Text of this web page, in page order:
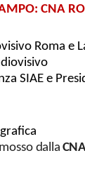
CNA
Roma e
SIAE e
dalla